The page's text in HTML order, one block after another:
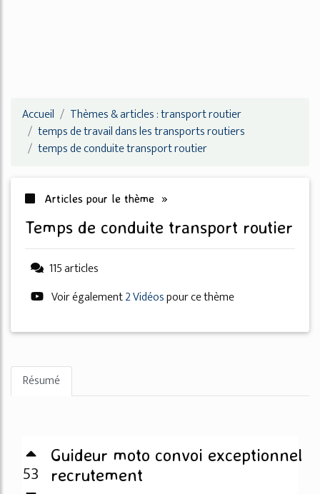
Accueil
Thèmes & articles : transport routier
temps de travail dans les transports routiers
temps de conduite transport routier
Articles pour le thème »
temps de conduite transport routier
115 articles
Voir également2 Vidéospour ce thème
Résumé
53
Guideur moto convoi exceptionnel
recrutement